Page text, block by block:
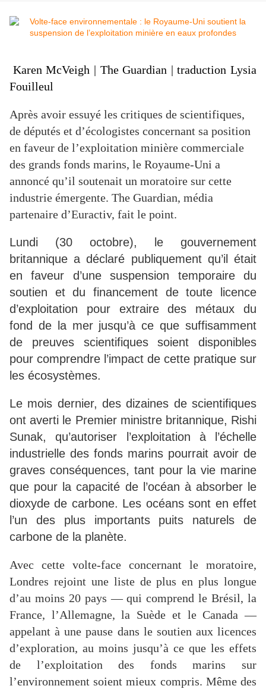
Karen McVeigh | The Guardian | traduction Lysia
Fouilleul
Après avoir essuyé les critiques de scientifiques,
de députés et d’écologistes concernant sa position
en faveur de l’exploitation minière commerciale
des grands fonds marins, le Royaume-Uni a
annoncé qu’il soutenait un moratoire sur cette
industrie émergente. The Guardian, média
partenaire d’Euractiv, fait le point.
Lundi (30 octobre), le gouvernement
britannique a déclaré publiquement qu’il était
en faveur d’une suspension temporaire du
soutien et du financement de toute licence
d’exploitation pour extraire des métaux du
fond de la mer jusqu’à ce que suffisamment
de preuves scientifiques soient disponibles
pour comprendre l’impact de cette pratique sur
les écosystèmes.
Le mois dernier, des dizaines de scientifiques
ont averti le Premier ministre britannique, Rishi
Sunak, qu’autoriser l’exploitation à l’échelle
industrielle des fonds marins pourrait avoir de
graves conséquences, tant pour la vie marine
que pour la capacité de l’océan à absorber le
dioxyde de carbone. Les océans sont en effet
l’un des plus importants puits naturels de
carbone de la planète.
Avec cette volte-face concernant le moratoire,
Londres rejoint une liste de plus en plus longue
d’au moins 20 pays — qui comprend le Brésil, la
France, l’Allemagne, la Suède et le Canada —
appelant à une pause dans le soutien aux licences
d’exploration, au moins jusqu’à ce que les effets
de l’exploitation des fonds marins sur
l’environnement soient mieux compris. Même des